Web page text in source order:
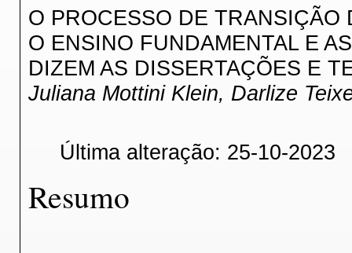
O PROCESSO DE TRANSIÇÃO
O ENSINO FUNDAMENTAL E
DIZEM AS DISSERTAÇÕES E
Juliana Mottini Klein, Darlize
Última alteração: 25-10-2023
Resumo